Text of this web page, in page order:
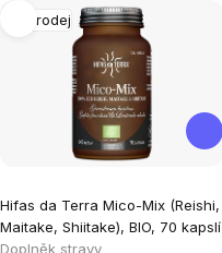
Výprodej
Hifas da Terra Mico-Mix (Reishi,
Maitake, Shiitake), BIO, 70 kapslí
Doplněk stravy